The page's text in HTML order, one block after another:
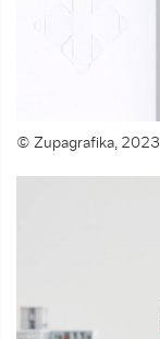
© Zupagrafika, 2023